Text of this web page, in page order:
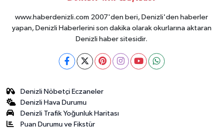
www.haberdenizli.com 2007'den beri, Denizli'den haberler
yapan, Denizli Haberlerini son dakika olarak okurlarına aktaran
Denizli haber sitesidir.
Denizli Nöbetçi Eczaneler
Denizli Hava Durumu
Denizli Trafik Yoğunluk Haritası
Puan Durumu ve Fikstür